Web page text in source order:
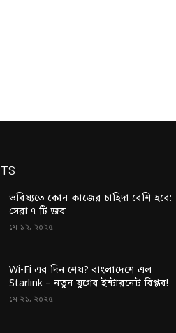
ভবিষ্যতে কোন কাজের চাহিদা বেশি হবে:
সেরা ৭ টি জব
মে ১২, ২০২৫
Wi-Fi এর দিন শেষ? বাংলাদেশে এল
Starlink – নতুন যুগের ইন্টারনেট বিপ্লব!
মে ২১, ২০২৫